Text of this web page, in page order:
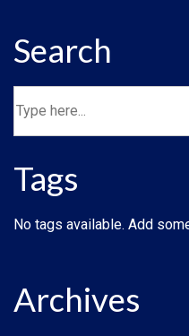
Search
Tags
No tags available. Add
Archives